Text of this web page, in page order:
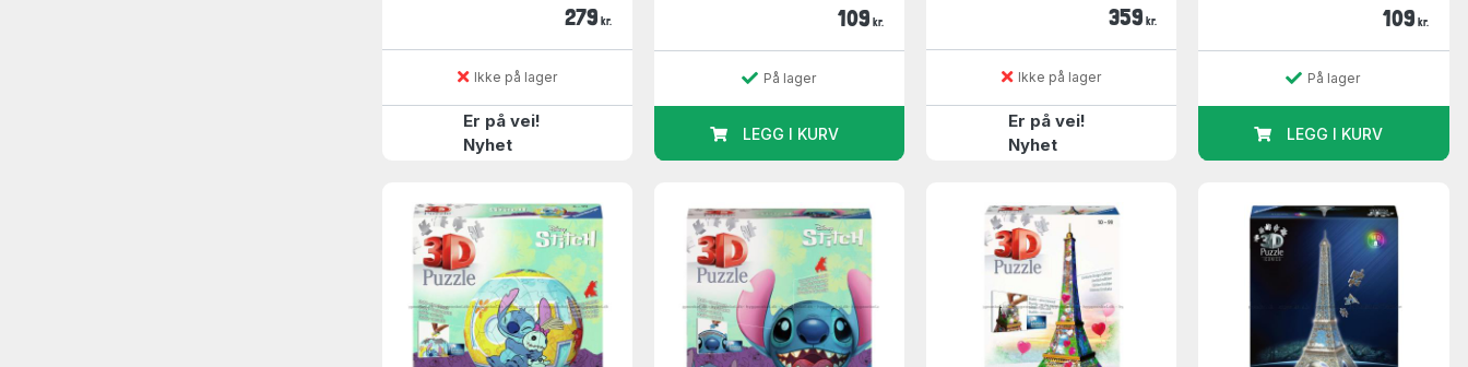
279 kr.
Ikke på lager
Er på vei!
Nyhet
109 kr.
På lager
LEGG I KURV
359 kr.
Ikke på lager
Er på vei!
Nyhet
109 kr.
På lager
LEGG I KURV